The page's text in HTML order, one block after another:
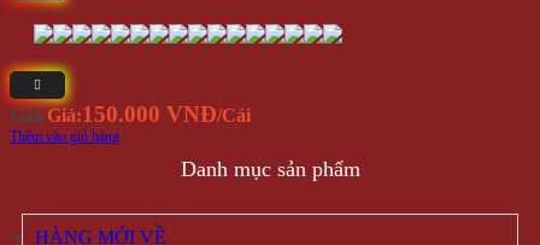
Giá Giá:150.000 VNĐ/Cái
Thêm vào giỏ hàng
Danh mục sản phẩm
HÀNG MỚI VỀ